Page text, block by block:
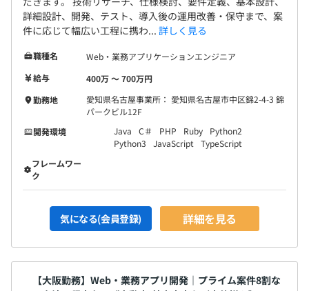
詳細設計、開発、テスト、導入後の運用改善・保守まで、案
件に応じて幅広い工程に携わ... 詳しく見る
職種名
Web・業務アプリケーションエンジニア
給与
400万 〜 700万円
勤務地
愛知県名古屋事業所： 愛知県名古屋市中区錦2-4-3 錦
パークビル12F
開発環境
Java C＃ PHP Ruby
Python2
Python3
JavaScript
TypeScript
フレームワー
ク
気になる(会員登録) 詳細を見る
【大阪勤務】Web・業務アプリ開発｜プライム案件8割な